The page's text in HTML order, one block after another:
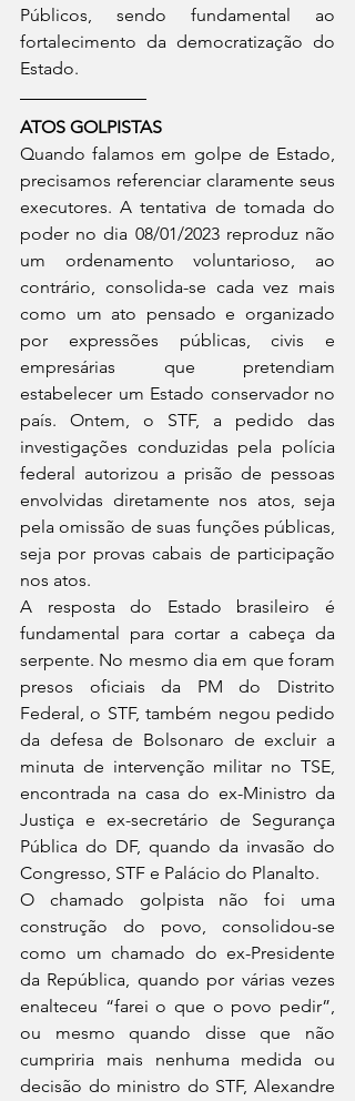
Públicos, sendo fundamental ao
fortalecimento da democratização do
Estado.
ATOS GOLPISTAS
Quando falamos em golpe de Estado,
precisamos referenciar claramente seus
executores. A tentativa de tomada do
poder no dia 08/01/2023 reproduz não
um ordenamento voluntarioso, ao
contrário, consolida-se cada vez mais
como um ato pensado e organizado
por expressões públicas, civis e
empresárias que pretendiam
estabelecer um Estado conservador no
país. Ontem, o STF, a pedido das
investigações conduzidas pela polícia
federal autorizou a prisão de pessoas
envolvidas diretamente nos atos, seja
pela omissão de suas funções públicas,
seja por provas cabais de participação
nos atos.
A resposta do Estado brasileiro é
fundamental para cortar a cabeça da
serpente. No mesmo dia em que foram
presos oficiais da PM do Distrito
Federal, o STF, também negou pedido
da defesa de Bolsonaro de excluir a
minuta de intervenção militar no TSE,
encontrada na casa do ex-Ministro da
Justiça e ex-secretário de Segurança
Pública do DF, quando da invasão do
Congresso, STF e Palácio do Planalto.
O chamado golpista não foi uma
construção do povo, consolidou-se
como um chamado do ex-Presidente
da República, quando por várias vezes
enalteceu “farei o que o povo pedir”,
ou mesmo quando disse que não
cumpriria mais nenhuma medida ou
decisão do ministro do STF, Alexandre